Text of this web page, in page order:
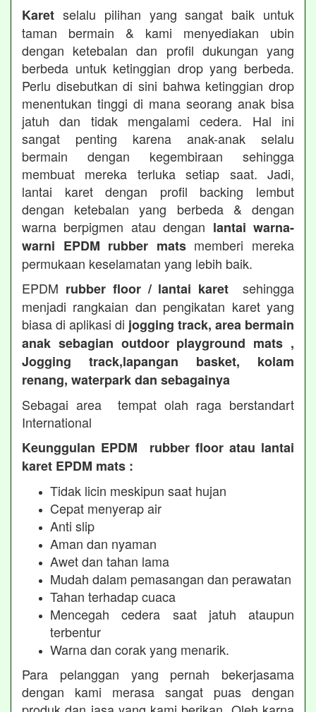
Karet selalu pilihan yang sangat baik untuk
taman bermain & kami menyediakan ubin
dengan ketebalan dan profil dukungan yang
berbeda untuk ketinggian drop yang berbeda.
Perlu disebutkan di sini bahwa ketinggian drop
menentukan tinggi di mana seorang anak bisa
jatuh dan tidak mengalami cedera. Hal ini
sangat penting karena anak-anak selalu
bermain dengan kegembiraan sehingga
membuat mereka terluka setiap saat. Jadi,
lantai karet dengan profil backing lembut
dengan ketebalan yang berbeda & dengan
warna berpigmen atau dengan lantai warna-
warni EPDM rubber matsmemberi mereka
permukaan keselamatan yang lebih baik.
EPDM rubber floor / lantai karet sehingga
menjadi rangkaian dan pengikatan karet yang
biasa di aplikasi di jogging track, area bermain
anak sebagian outdoor playground mats ,
Jogging track,lapangan basket, kolam
renang, waterpark dan sebagainya
Sebagai area tempat olah raga berstandart
International
Keunggulan EPDM rubber floor atau lantai
karet EPDM mats :
Tidak licin meskipun saat hujan
Cepat menyerap air
Anti slip
Aman dan nyaman
Awet dan tahan lama
Mudah dalam pemasangan dan perawatan
Tahan terhadap cuaca
Mencegah cedera saat jatuh ataupun
terbentur
Warna dan corak yang menarik.
Para pelanggan yang pernah bekerjasama
dengan kami merasa sangat puas dengan